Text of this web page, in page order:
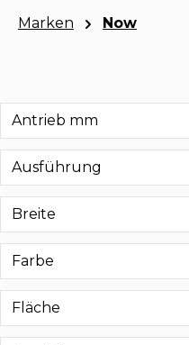
Marken Now
Antrieb mm
Ausführung
Breite
Farbe
Fläche